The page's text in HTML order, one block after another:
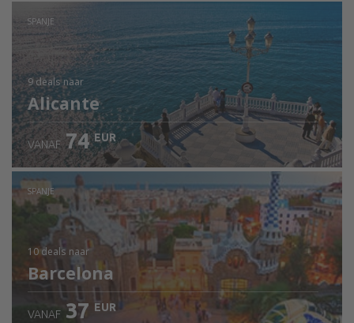
SPANJE
9 dealsnaar
Alicante
VANAF 74 EUR
SPANJE
10 deals naar
Barcelona
VANAF 37 EUR